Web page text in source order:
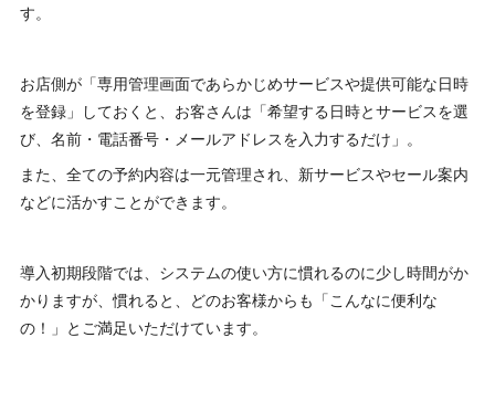
す。
お店側が「専用管理画面であらかじめサービスや提供可能な日時
を登録」しておくと、お客さんは「希望する日時とサービスを選
び、名前・電話番号・メールアドレスを入力するだけ」。
また、全ての予約内容は一元管理され、新サービスやセール案内
などに活かすことができます。
導入初期段階では、システムの使い方に慣れるのに少し時間がか
かりますが、慣れると、どのお客様からも「こんなに便利な
の！」とご満足いただけています。